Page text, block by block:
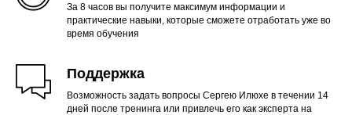
За 8 часов вы получите максимум информации и
практические навыки, которые сможете отработать уже во
время обучения
Поддержка
Возможность задать вопросы Сергею Илюхе в течении 14
дней после тренинга или привлечь его как эксперта на